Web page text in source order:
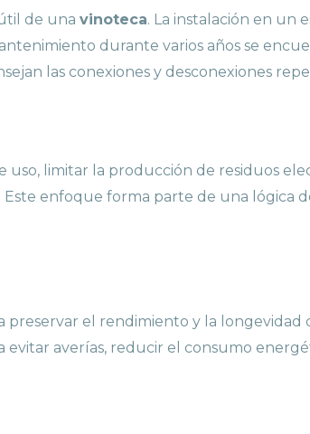
de una vinoteca. La instalación en un
durante varios años se
las conexiones y desconexiones
limitar la producción de residuos
enfoque forma parte de una lógica
preservar el rendimiento y la longevidad
averías, reducir el consumo